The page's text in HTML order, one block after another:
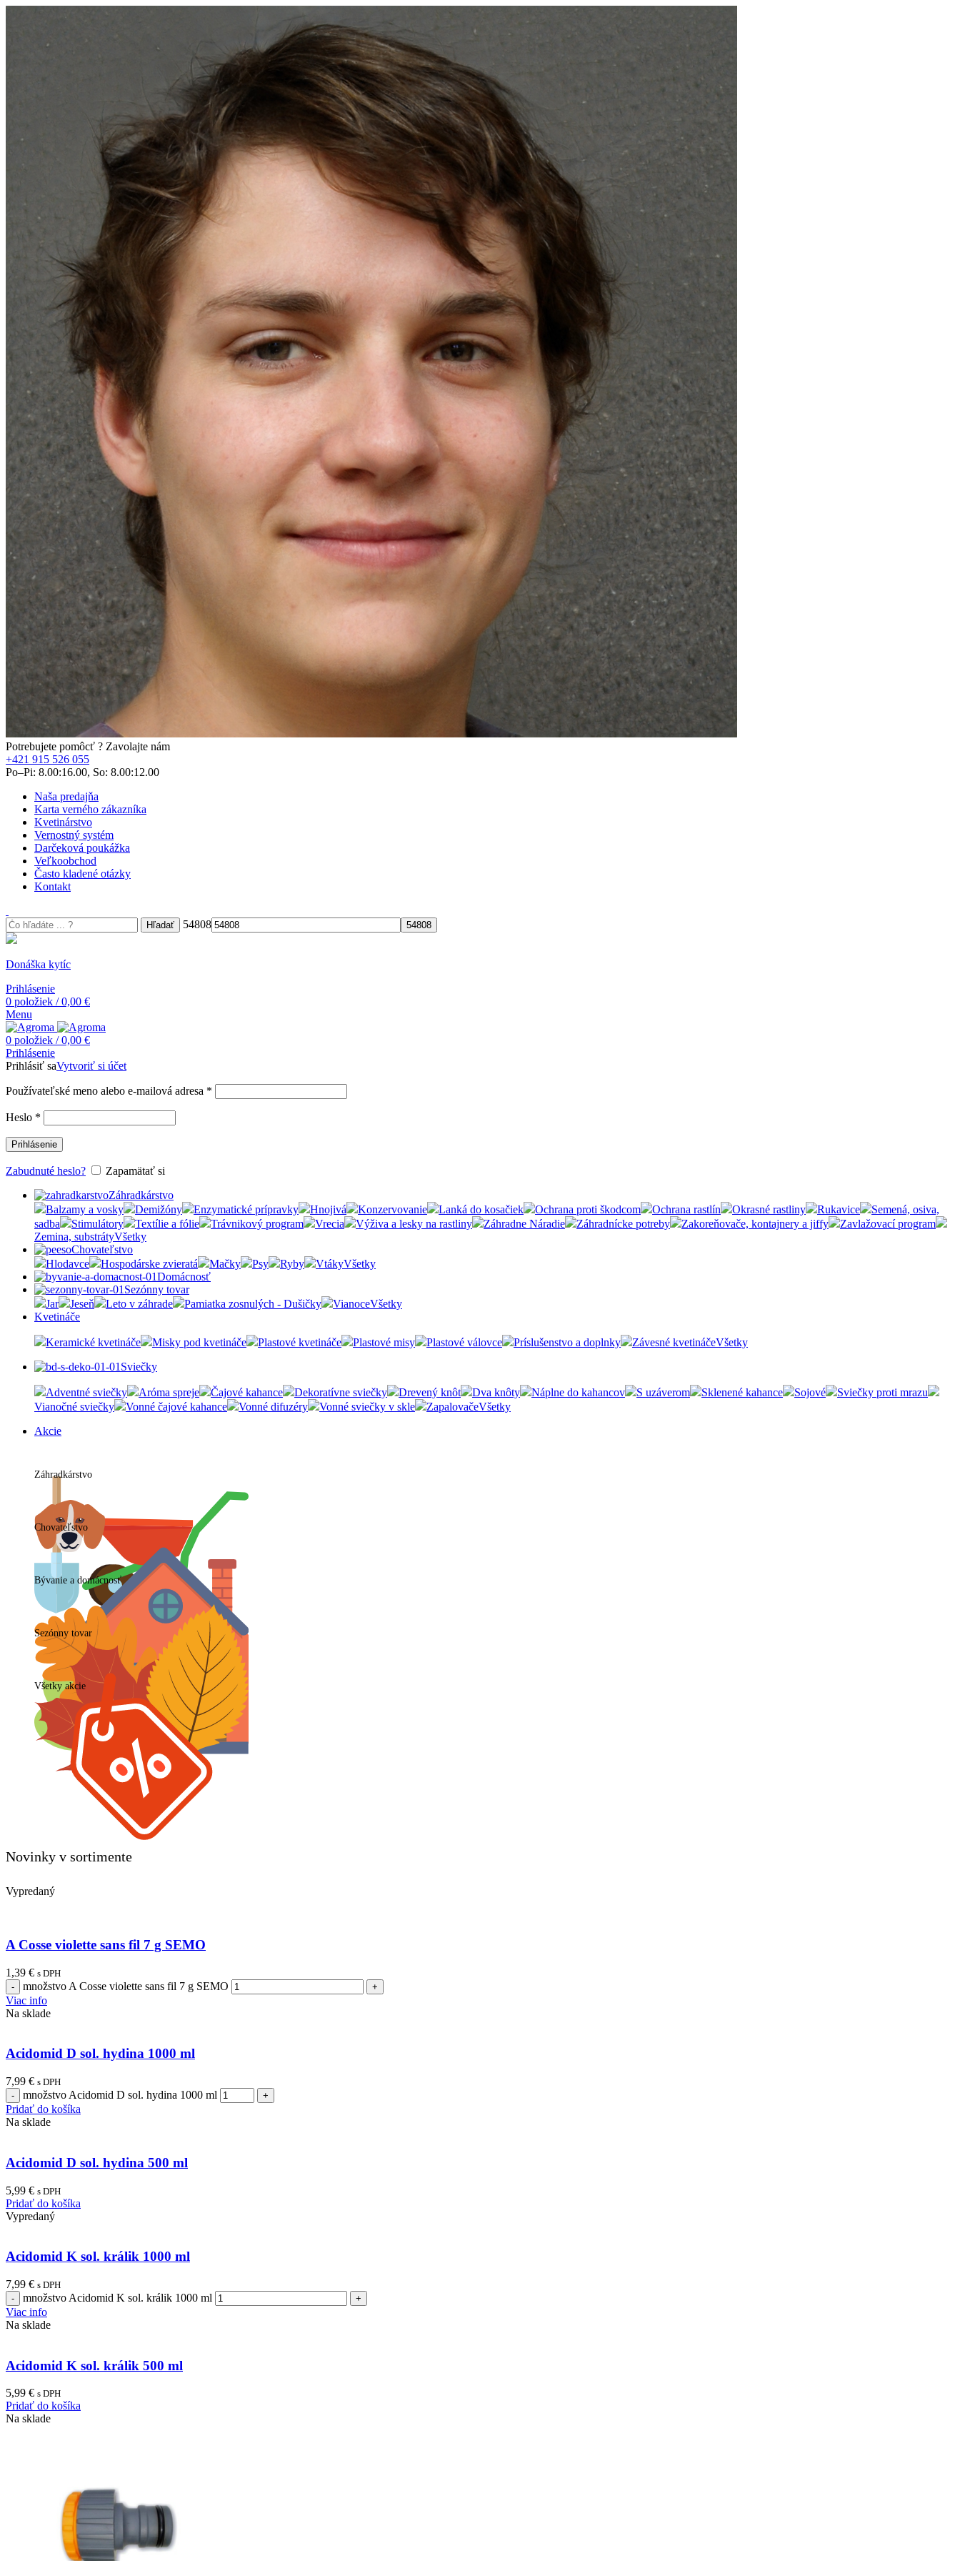
Potrebujete pomôcť ? Zavolajte nám
+421 915 526 055
Po–Pi: 8.00:16.00, So: 8.00:12.00
Naša predajňa
Karta verného zákazníka
Kvetinárstvo
Vernostný systém
Darčeková poukážka
Veľkoobchod
Často kladené otázky
Kontakt
Hľadať 54808
Donáška kytíc
Prihlásenie
0 položiek / 0,00 €
Menu
0 položiek / 0,00 €
Prihlásenie
Prihlásiť saVytvoriť si účet
Používateľské meno alebo e-mailová adresa *
Heslo *
Prihlásenie
Zabudnuté heslo?
Zapamätať si
Záhradkárstvo
Balzamy a vosky
Demižóny Enzymatické prípravky Hnojivá Konzervovanie Lanká do kosačiek Ochrana proti škodcom Ochrana rastlín Okrasné rastliny Rukavice
Semená, osiva,
sadba
Stimulátory Textílie a fólie Trávnikový program Vrecia Výživa a lesky na rastliny Záhradne Náradie Záhradnícke potreby Zakoreňovače, kontajnery a jiffy
Zavlažovací program
Zemina, substrátyVšetky
Chovateľstvo
Hlodavce
Hospodárske zvieratá Mačky Psy Ryby VtákyVšetky
Domácnosť
Sezónny tovar
Jar
Jeseň Leto v záhrade Pamiatka zosnulých - Dušičky VianoceVšetky
Kvetináče
Keramické kvetináče Misky pod kvetináče Plastové kvetináče Plastové misy Plastové válovce Príslušenstvo a doplnky Závesné kvetináčeVšetky
Sviečky
Adventné sviečky Aróma spreje Čajové kahance Dekoratívne sviečky Drevený knôt Dva knôty Náplne do kahancov S uzáverom Sklenené kahance Sojové
Sviečky proti mrazu
Vianočné sviečky
Vonné čajové kahance Vonné difuzéry Vonné sviečky v skle ZapalovačeVšetky
Akcie
Záhradkárstvo
Chovateľstvo
Bývanie a domácnosť
Sezónny tovar
Všetky akcie
Novinky v sortimente
Vypredaný
A Cosse violette sans fil 7 g SEMO
1,39 € s DPH
množstvo A Cosse violette sans fil 7 g SEMO
Viac info
Na sklade
Acidomid D sol. hydina 1000 ml
7,99 € s DPH
množstvo Acidomid D sol. hydina 1000 ml
Pridať do košíka
Na sklade
Acidomid D sol. hydina 500 ml
5,99 € s DPH
Pridať do košíka
Vypredaný
Acidomid K sol. králik 1000 ml
7,99 € s DPH
množstvo Acidomid K sol. králik 1000 ml
Viac info
Na sklade
Acidomid K sol. králik 500 ml
5,99 € s DPH
Pridať do košíka
Na sklade